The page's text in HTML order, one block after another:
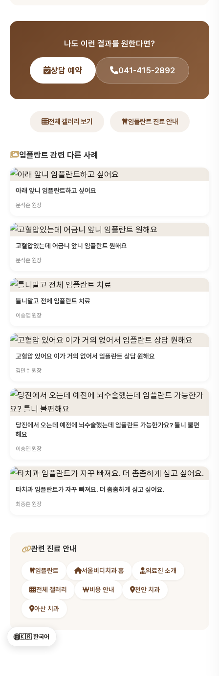
나도 이런 결과를 원한다면?
상담 예약 041-415-2892
전체 갤러리 보기 임플란트 진료 안내
임플란트 관련 다른 사례
아래 앞니 임플란트하고 싶어요
문석준 원장
고혈압있는데 어금니 앞니 임플란트 원해요
문석준 원장
틀니말고 전체 임플란트 치료
이승엽 원장
고혈압 있어요 이가 거의 없어서 임플란트 상담 원해요
김민수 원장
당진에서 오는데 예전에 뇌수술했는데 임플란트 가능한가요? 틀니 불편
해요
이승엽 원장
타치과 임플란트가 자꾸 빠져요. 더 촘촘하게 심고 싶어요.
최종훈 원장
관련 진료 안내
임플란트 서울비디치과 홈 의료진 소개
전체 갤러리 비용 안내 천안 치과
아산 치과
🌐🇰🇷 한국어